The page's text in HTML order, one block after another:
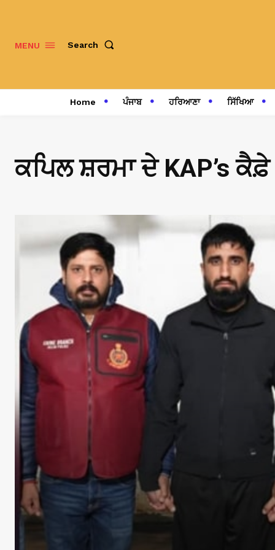
MENU Search
Home ਪੰਜਾਬ ਹਰਿਆਣਾ ਸਿੱਖਿਆ
ਕਪਿਲ ਸ਼ਰਮਾ ਦੇ KAP’s